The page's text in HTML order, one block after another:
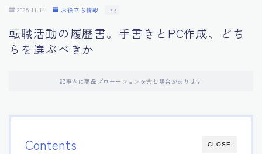
10.面接官に好印象を与える方法
11.キャリアアップを目指す人の応募書類
14.デジタル化やAIの進化がもたらす影響
2025.11.14 お役立ち情報 PR
転職活動の履歴書。手書きとPC作成、どち
らを選ぶべきか
記事内に商品プロモーションを含む場合があります
CLOSE
Contents